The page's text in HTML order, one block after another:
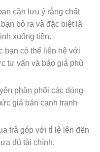
cần lưu ý rằng chất
bỏ ra và đặc biệt là
xuống tiền.
bạn có thể liên hệ với
tư vấn và báo giá phù
phân phối các dòng
giá bán cạnh tranh
trả góp với tỉ lệ lên đến
đủ tài chính.